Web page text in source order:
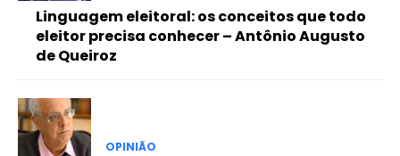
Linguagem eleitoral: os conceitos que todo
eleitor precisa conhecer – Antônio Augusto
de Queiroz
OPINIÃO